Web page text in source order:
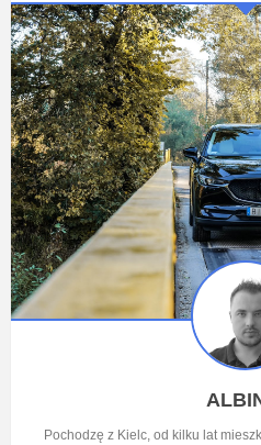
Pochodzę z Kielc, od kilku lat